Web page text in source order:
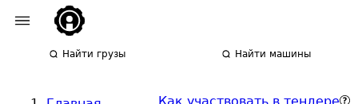
Найти грузы Найти машины